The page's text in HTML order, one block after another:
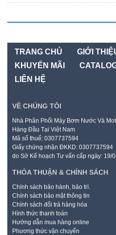
TRANG CHỦ GIỚI
KHUYẾN MÃI
LIÊN HỆ
VỀ CHÚNG TÔI
Nhà Phân Phối Máy Bơm Nước Và
Hàng Đầu Tại Việt Nam
Mã số thuế: 0307737594
Giấy chứng nhận ĐKKD: 0307737594
do Sở Kế hoạch Tư vấn cấp ngày: 19/
THỎA THUẬN & CHÍNH SÁCH
Chính sách bảo hành, bảo trì.
Chính sách bảo mật thông tin
Chính sách đổi trả hàng hóa
Hình thức thanh toán
Hướng dẫn mua hàng online
Phương thức vận chuyển